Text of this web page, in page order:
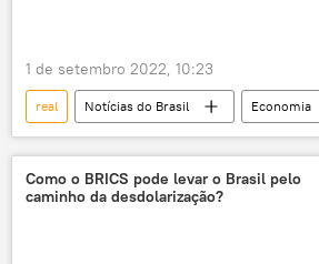
1 de setembro 2022, 10:23
real Notícias do Brasil
Economia
PIB
Américas
investimento
importação
Brasil
Como o BRICS pode levar o Brasil pelo
caminho da desdolarização?